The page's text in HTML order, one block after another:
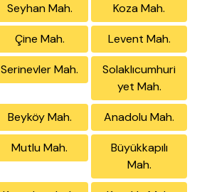
Seyhan Mah. Koza Mah.
Çine Mah. Levent Mah.
Serinevler Mah.
Solaklıcumhuri
yet Mah.
Beyköy Mah. Anadolu Mah.
Mutlu Mah.
Büyükkapılı
Mah.